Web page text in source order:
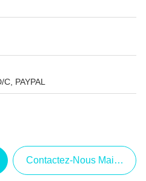
PAYPAL
Contactez-Nous Maintenant